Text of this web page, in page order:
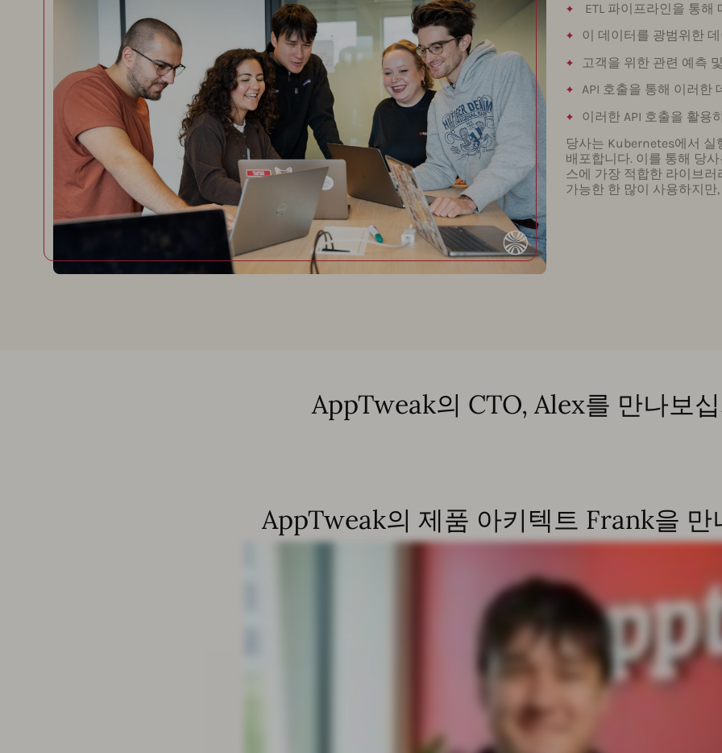
ETL 파이프라인을 통해
이 데이터를 광범위한
고객을 위한 관련 예측
API 호출을 통해 이러한
이러한 API 호출을 활용
당사는 Kubernetes에서
배포합니다. 이를 통해 당
스에 가장 적합한 라이브
가능한 한 많이 사용하지
AppTweak의 CTO, Alex를 만나보
AppTweak의 제품 아키텍트 Frank을 만